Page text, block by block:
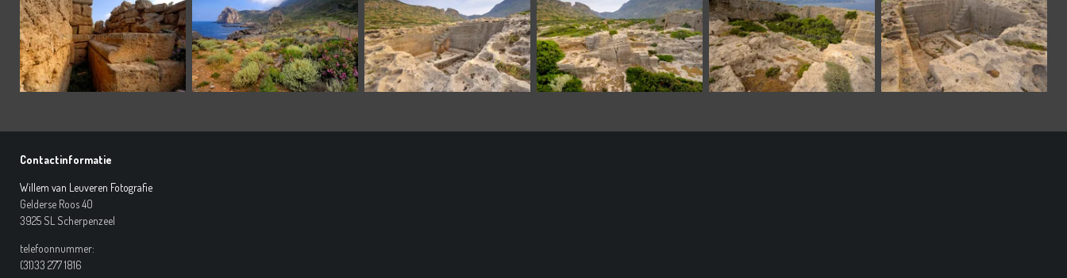
Contactinformatie
Willem van Leuveren Fotografie
Gelderse Roos 40
3925 SL Scherpenzeel
telefoonnummer:
(31)33 277 1816